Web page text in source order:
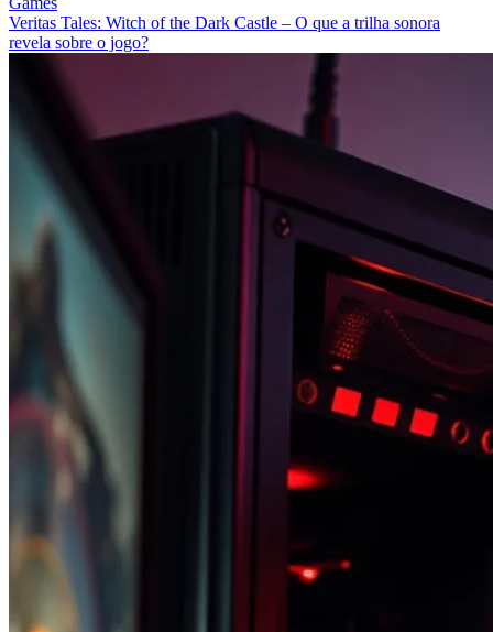
Veritas Tales: Witch of the Dark Castle – O que a trilha sonora
revela sobre o jogo?